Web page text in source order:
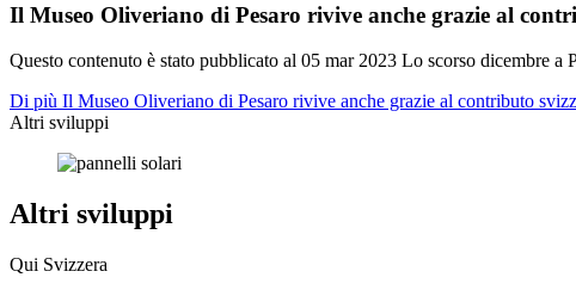
Il Museo Oliveriano di Pesaro rivive anche grazie al
Questo contenuto è stato pubblicato al 05 mar 2023 Lo scorso dicembre a
Di più Il Museo Oliveriano di Pesaro rivive anche grazie al contributo
Altri sviluppi
Altri sviluppi
Qui Svizzera